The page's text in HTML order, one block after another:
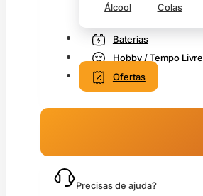
Álcool Colas
Baterias
Hobby / Tempo Livre
Ofertas
Precisas de ajuda?